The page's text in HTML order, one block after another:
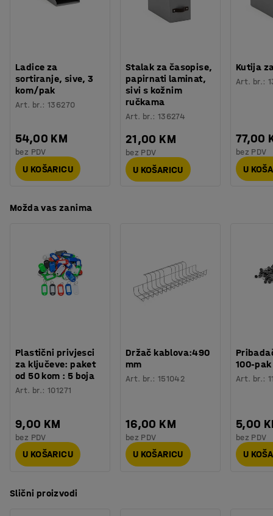
: Dolazi nesastavljeno
ISO 354, EN 1023-2, EN 1023-3, EN 1023-1
Ladice za
sortiranje, sive, 3
kom/pak
Art. br.:136270
54,00 KM
bez PDV
U KOŠARICU
Stalak za časopise,
papirnati laminat,
sivi s kožnim
ručkama
Art. br.: 136274
21,00 KM
bez PDV
U KOŠARICU
Kutija
Art. br.:
77,00
bez PDV
U
Možda vas zanima
Plastični privjesci
za ključeve: paket
od 50 kom : 5 boja
Art. br.:101271
9,00 KM
bez PDV
U KOŠARICU
Držač kablova:490
mm
Art. br.: 151042
16,00 KM
bez PDV
U KOŠARICU
100-pak
Art. br.:
5,00
bez PDV
U
Slični proizvodi